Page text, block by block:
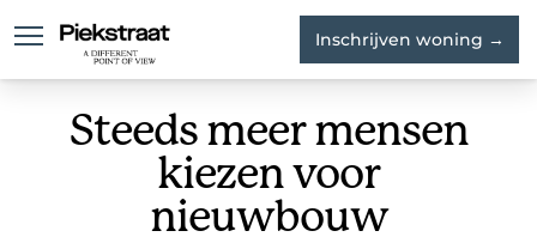
Inschrijven woning →
Steeds meer mensen
kiezen voor
nieuwbouw
Skyloft